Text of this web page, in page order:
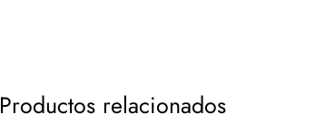
Productos relacionados